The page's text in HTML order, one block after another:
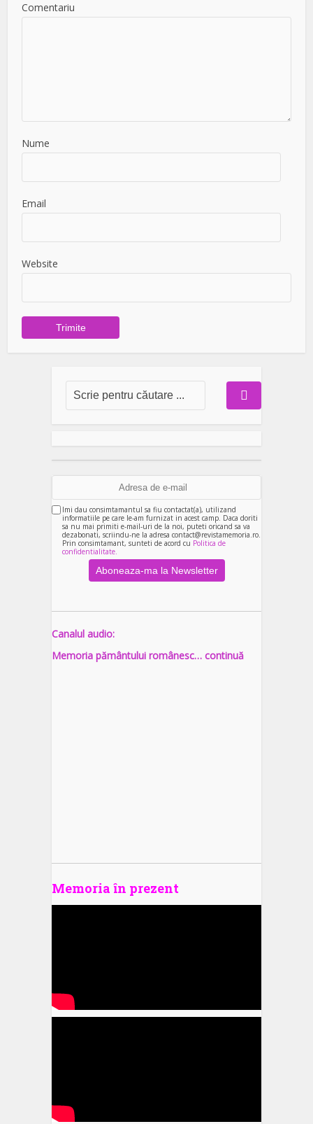
Comentariu
Nume
Email
Website
Imi dau consimtamantul sa fiu contactat(a), utilizand
informatiile pe care le-am furnizat in acest camp. Daca doriti
sa nu mai primiti e-mail-uri de la noi, puteti oricand sa va
dezabonati, scriindu-ne la adresa contact@revistamemoria.ro.
Prin consimtamant, sunteti de acord cu Politica de
confidentialitate.
Canalul audio:
Memoria pământului românesc… continuă
Memoria în prezent